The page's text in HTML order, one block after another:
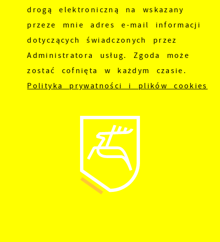
drogą elektroniczną na wskazany
przeze mnie adres e-mail informacji
dotyczących świadczonych przez
Administratora usług. Zgoda może
zostać cofnięta w każdym czasie.
Polityka prywatności i plików cookies